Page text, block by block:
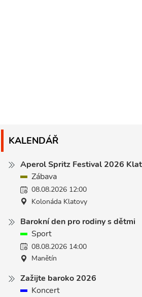
KALENDÁŘ
Aperol Spritz Festival 2026
Zábava
08.08.2026 12:00
Kolonáda Klatovy
Barokní den pro rodiny s dětmi
Sport
08.08.2026 14:00
Manětín
Zažijte baroko 2026
Koncert